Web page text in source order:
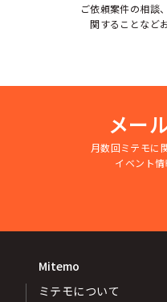
ご依頼案件の相談
関することなど
メー
月数回ミテモに
イベント
Mitemo
ミテモについて